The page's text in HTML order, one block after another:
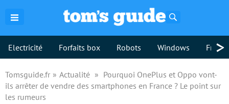
Electricité Forfaits box Robots Windows >
Tomsguide.fr Actualité
Pourquoi OnePlus et Oppo vont-
ils arrêter de vendre des smartphones en France ? Le point sur
les rumeurs